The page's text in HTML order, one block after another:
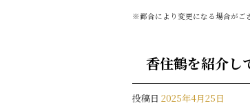
※都合により変更になる場合がご
香住鶴を紹介し
投稿日 2025年4月25日